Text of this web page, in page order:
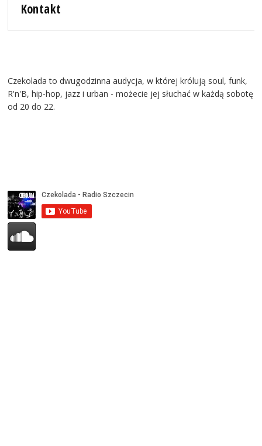
Kontakt
Czekolada to dwugodzinna audycja, w której królują soul, funk,
R'n'B, hip-hop, jazz i urban - możecie jej słuchać w każdą sobotę
od 20 do 22.